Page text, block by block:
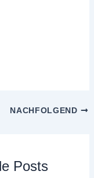
NACHFOLGEND
Posts